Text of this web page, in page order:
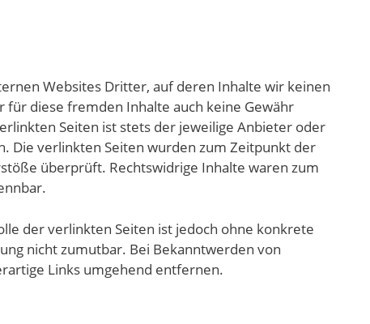
Websites Dritter, auf deren Inhalte wir keinen
für diese fremden Inhalte auch keine Gewähr
Seiten ist stets der jeweilige Anbieter oder
Die verlinkten Seiten wurden zum Zeitpunkt der
überprüft. Rechtswidrige Inhalte waren zum
der verlinkten Seiten ist jedoch ohne konkrete
nicht zumutbar. Bei Bekanntwerden von
Links umgehend entfernen.